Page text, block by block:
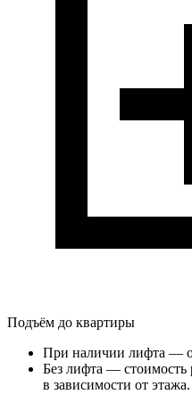
Подъём до квартиры
При наличии лифта —
Без лифта — стоимость
в зависимости от этажа.